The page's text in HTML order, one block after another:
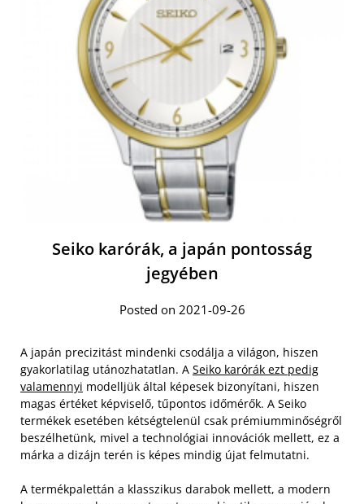
Seiko karórák, a japán pontosság
jegyében
Posted on 2021-09-26
A japán precizitást mindenki csodálja a világon, hiszen
gyakorlatilag utánozhatatlan. A Seiko karórák ezt pedig
valamennyi modelljük által képesek bizonyítani, hiszen
magas értéket képviselő, tűpontos időmérők. A Seiko
termékek esetében kétségtelenül csak prémiumminőségről
beszélhetünk, mivel a technológiai innovációk mellett, ez a
márka a dizájn terén is képes mindig újat felmutatni.
A termékpalettán a klasszikus darabok mellett, a modern